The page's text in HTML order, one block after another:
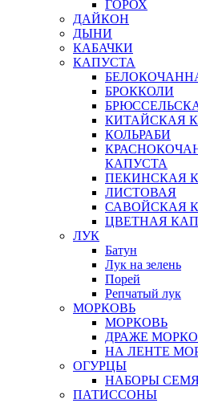
ГОРОХ
ДАЙКОН
ДЫНИ
КАБАЧКИ
КАПУСТА
БРОККОЛИ
КИТАЙСКАЯ
КОЛЬРАБИ
КАПУСТА
ПЕКИНСКАЯ
ЛИСТОВАЯ
САВОЙСКАЯ
ЦВЕТНАЯ
ЛУК
Батун
Лук на зелень
Порей
Репчатый лук
МОРКОВЬ
МОРКОВЬ
ДРАЖЕ
НА ЛЕНТЕ
ОГУРЦЫ
НАБОРЫ
ПАТИССОНЫ